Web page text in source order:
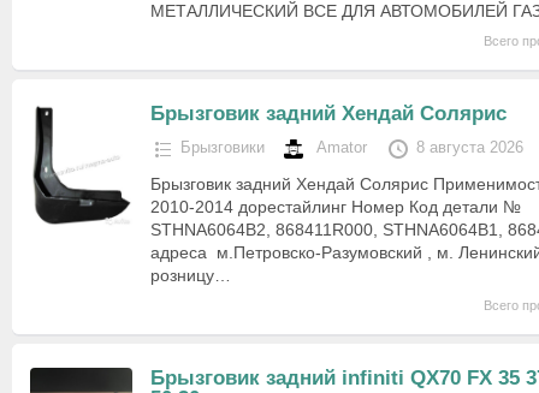
МЕТАЛЛИЧЕСКИЙ ВСЕ ДЛЯ АВТОМОБИЛЕЙ
Всего
Брызговик задний Хендай Солярис
Брызговики Amator 8 августа 2026
Брызговик задний Хендай Солярис
2010-2014 дорестайлинг Номер Код детали №
STHNA6064B2, 868411R000, STHNA6064B1,
адреса м.Петровско-Разумовский , м.
розницу…
Всего
Брызговик задний infiniti QX70 FX 35